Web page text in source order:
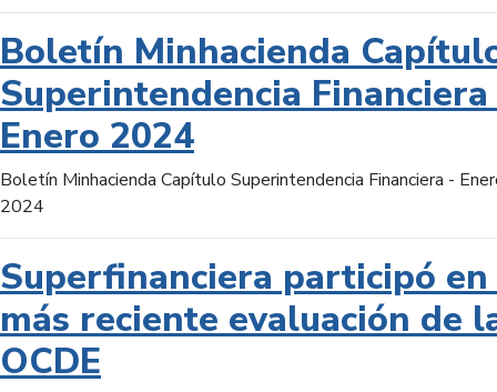
Boletín Minhacienda
Superintendencia
Enero 2024
Boletín Minhacienda Capítulo Superintendencia Financiera -
2024
Superfinanciera participó
más reciente evaluación de
OCDE